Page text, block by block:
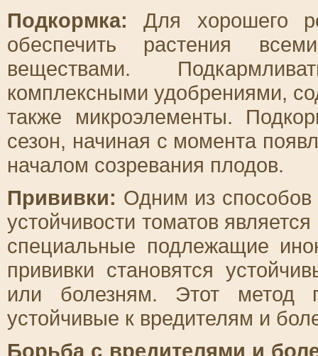
Подкормка: Для хорошего
обеспечить растения
веществами.
комплексными удобрениями,
также микроэлементы.
сезон, начиная с момента
началом созревания плодов.
Прививки: Одним из
устойчивости томатов
специальные подлежащие
прививки становятся
или болезням. Этот метод
устойчивые к вредителям и
Борьба с вредителями и